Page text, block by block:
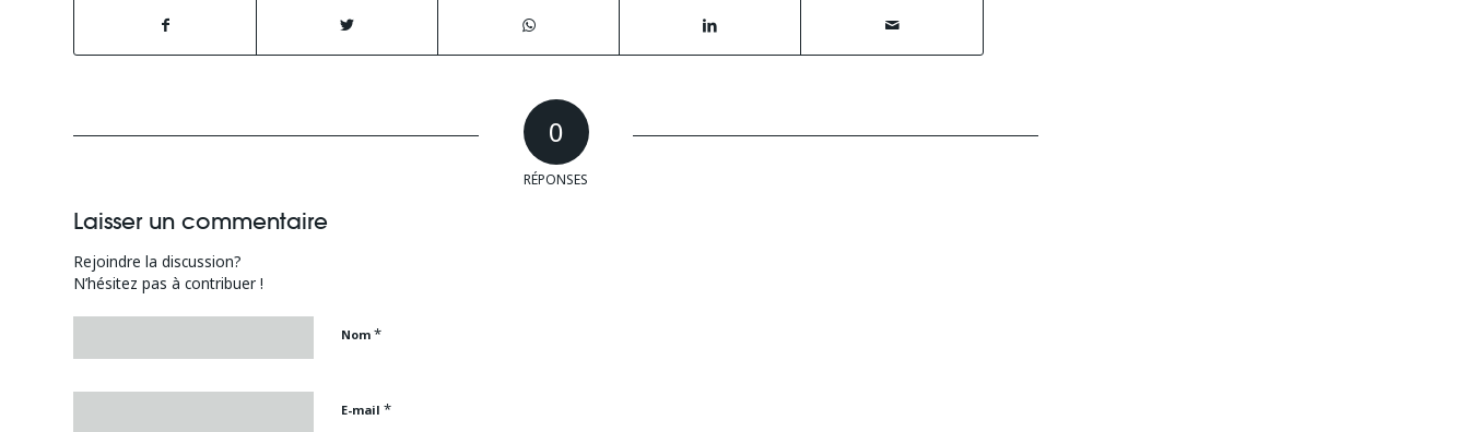
0
RÉPONSES
Laisser un commentaire
Rejoindre la discussion?
N’hésitez pas à contribuer !
Nom *
E-mail *